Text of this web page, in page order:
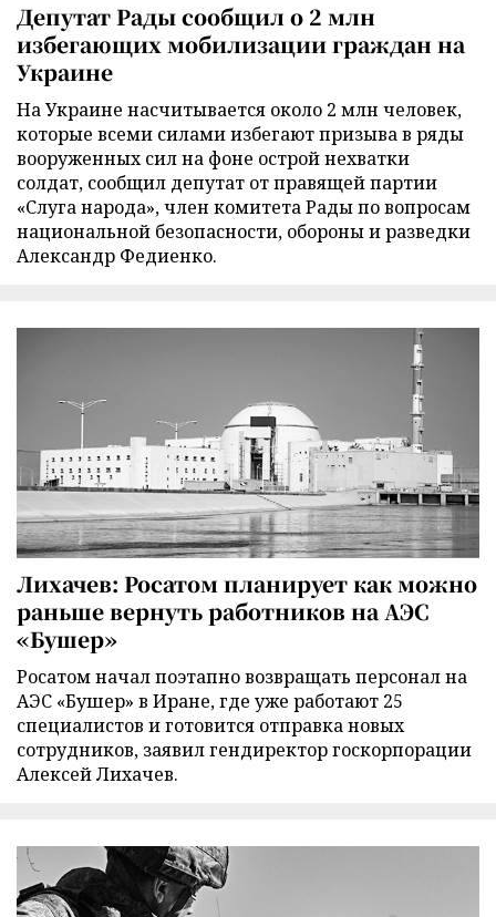
Депутат Рады сообщил о 2 млн
избегающих мобилизации граждан на
Украине
На Украине насчитывается около 2 млн человек,
которые всеми силами избегают призыва в ряды
вооруженных сил на фоне острой нехватки
солдат, сообщил депутат от правящей партии
«Слуга народа», член комитета Рады по вопросам
национальной безопасности, обороны и разведки
Александр Федиенко.
Лихачев: Росатом планирует как можно
раньше вернуть работников на АЭС
«Бушер»
Росатом начал поэтапно возвращать персонал на
АЭС «Бушер» в Иране, где уже работают 25
специалистов и готовится отправка новых
сотрудников, заявил гендиректор госкорпорации
Алексей Лихачев.